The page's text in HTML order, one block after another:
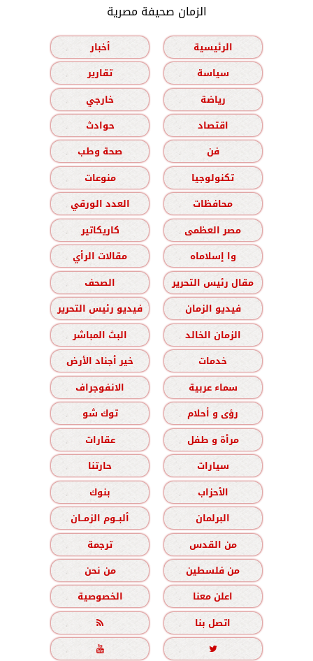
الزمان صحيفة مصرية
الرئيسية
أخبار
سياسة
تقارير
رياضة
خارجي
اقتصاد
حوادث
فن
صحة وطب
تكنولوجيا
منوعات
محافظات
العدد الورقي
مصر العظمى
كاريكاتير
وا إسلاماه
مقالات الرأي
مقال رئيس التحرير
الصحف
فيديو الزمان
فيديو رئيس التحرير
الزمان الخالد
البث المباشر
خدمات
خير أجناد الأرض
سماء عربية
الانفوجراف
رؤى و أحلام
توك شو
مرأة و طفل
عقارات
سيارات
حارتنا
الأحزاب
بنوك
البرلمان
ألبــوم الزمــان
من القدس
ترجمة
من فلسطين
من نحن
اعلن معنا
الخصوصية
اتصل بنا


